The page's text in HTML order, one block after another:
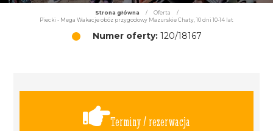
Strona główna / Oferta
/
Piecki - Mega Wakacje obóz przygodowy Mazurskie Chaty, 10 dni 10-14 lat
Numer oferty:120/18167
Terminy / rezerwacja